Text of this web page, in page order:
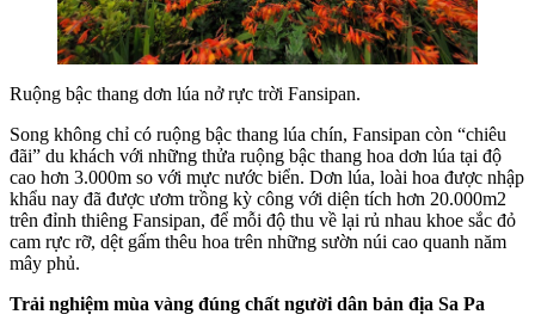
Ruộng bậc thang dơn lúa nở rực trời Fansipan.
Song không chỉ có ruộng bậc thang lúa chín, Fansipan còn “chiêu
đãi” du khách với những thửa ruộng bậc thang hoa dơn lúa tại độ
cao hơn 3.000m so với mực nước biển. Dơn lúa, loài hoa được nhập
khẩu nay đã được ươm trồng kỳ công với diện tích hơn 20.000m2
trên đỉnh thiêng Fansipan, để mỗi độ thu về lại rủ nhau khoe sắc đỏ
cam rực rỡ, dệt gấm thêu hoa trên những sườn núi cao quanh năm
mây phủ.
Trải nghiệm mùa vàng đúng chất người dân bản địa Sa Pa